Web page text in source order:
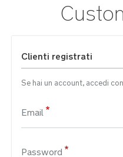
Clienti registrati
Se hai un account, accedi
Email
Password